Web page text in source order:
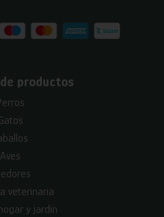
productos
Aves
veterinaria
y jardín